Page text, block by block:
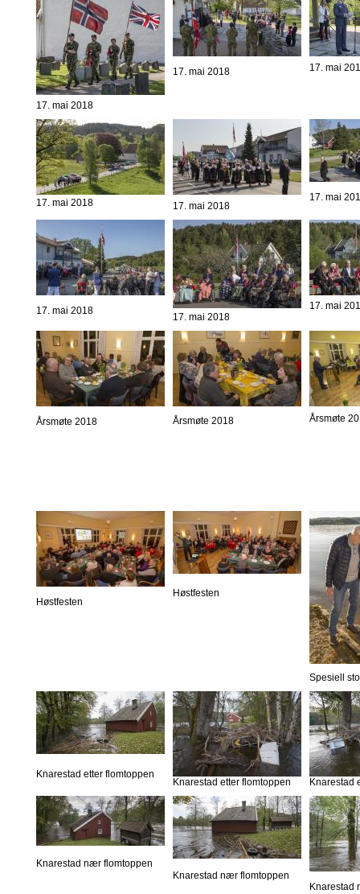
17. mai 2018
17. mai 2018 17. mai
17. mai 2018 17. mai 2018
17. mai
17. mai 2018
17. mai 2018
17. mai
Årsmøte 2018 Årsmøte 2018 Årsmøte
Høstfesten
Høstfesten
Spesiell
Knarestad etter flomtoppen
Knarestad etter flomtoppen Knarestad
Knarestad nær flomtoppen
Knarestad nær flomtoppen
Knarestad